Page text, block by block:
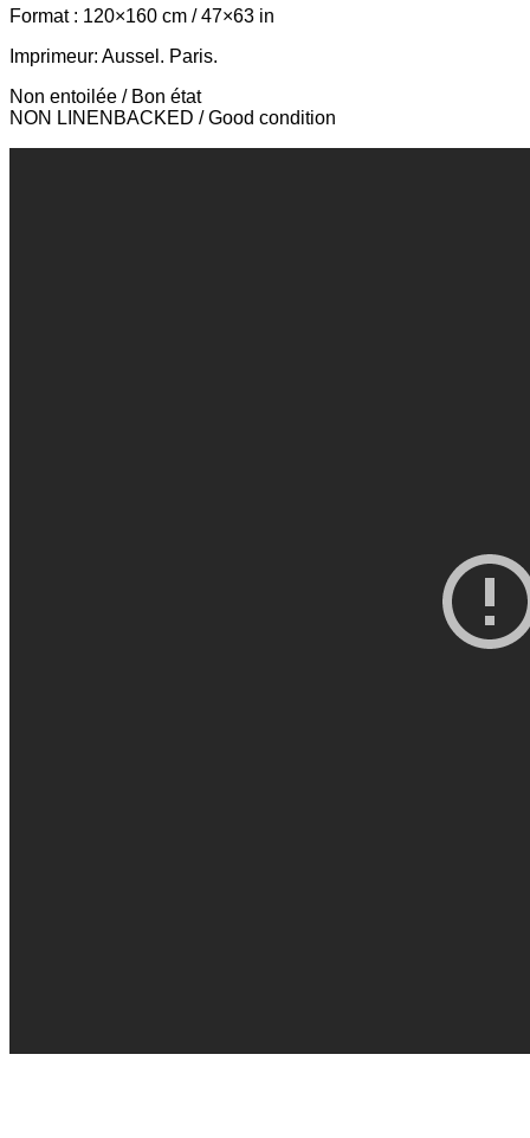
Format : 120×160 cm / 47×63 in
Imprimeur: Aussel. Paris.
Non entoilée / Bon état
NON LINENBACKED / Good condition